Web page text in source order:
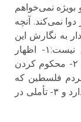
نمی‌خواهم
نمی‌کند. آنچه
به نگارش این
یادداشت کرده است، تذکر سه نکته بیش نیست:۱- اظهار
بیزاری از جنگ به طور کلی و دفاع از صلح، ۲- محکوم کردن
فلسطین که
بی گمان نامی جز « جنایت علیه بشریت » ندارد و ۳- تأملی در